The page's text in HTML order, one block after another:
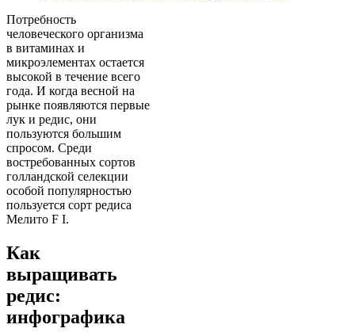
Потребность
человеческого организма
в витаминах и
микроэлементах остается
высокой в течение всего
года. И когда весной на
рынке появляются первые
лук и редис, они
пользуются большим
спросом. Среди
востребованных сортов
голландской селекции
особой популярностью
пользуется сорт редиса
Мелито F I.
Как
выращивать
редис:
инфографика